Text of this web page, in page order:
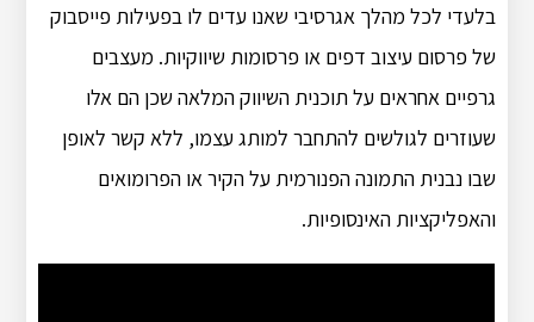
בלעדי לכל מהלך אגרסיבי שאנו עדים לו בפעילות פייסבוק
של פרסום עיצוב דפים או פרסומות שיווקיות. מעצבים
גרפיים אחראים על תוכנית השיווק המלאה שכן הם אלו
שעוזרים לגולשים להתחבר למותג עצמו, ללא קשר לאופן
שבו נבנית התמונה הפנורמית על הקיר או הפרומואים
והאפליקציות האינסופיות.